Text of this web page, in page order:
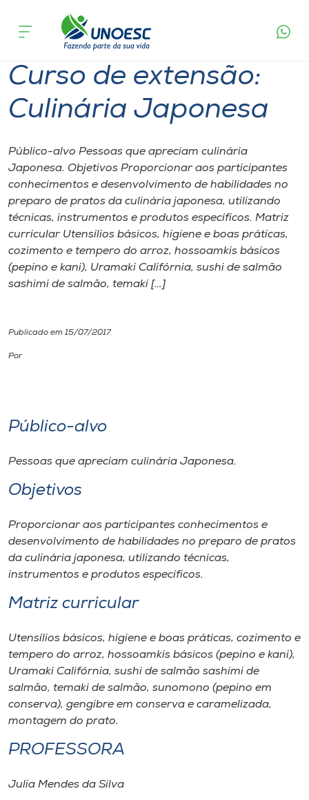
Cursos
Onde estamos
Pesquisa
Atendimento ao Estudante
Portal de Ensino
A
Unoesc
Cultura
CPA
Biblioteca
Editora
Unoesc
Store
Selecione
acontece
Curso de extensão:
Culinária Japonesa
Público-alvo Pessoas que apreciam culinária
Japonesa. Objetivos Proporcionar aos participantes
conhecimentos e desenvolvimento de habilidades no
preparo de pratos da culinária japonesa, utilizando
técnicas, instrumentos e produtos específicos. Matriz
curricular Utensílios básicos, higiene e boas práticas,
cozimento e tempero do arroz, hossoamkis básicos
(pepino e kani), Uramaki Califórnia, sushi de salmão
sashimi de salmão, temaki […]
Publicado em 15/07/2017
Por
Público-alvo
Pessoas que apreciam culinária Japonesa.
Objetivos
Proporcionar aos participantes conhecimentos e
desenvolvimento de habilidades no preparo de pratos
da culinária japonesa, utilizando técnicas,
instrumentos e produtos específicos.
Matriz curricular
Utensílios básicos, higiene e boas práticas, cozimento e
tempero do arroz, hossoamkis básicos (pepino e kani),
Uramaki Califórnia, sushi de salmão sashimi de
salmão, temaki de salmão, sunomono (pepino em
conserva), gengibre em conserva e caramelizada,
montagem do prato.
PROFESSORA
Julia Mendes da Silva